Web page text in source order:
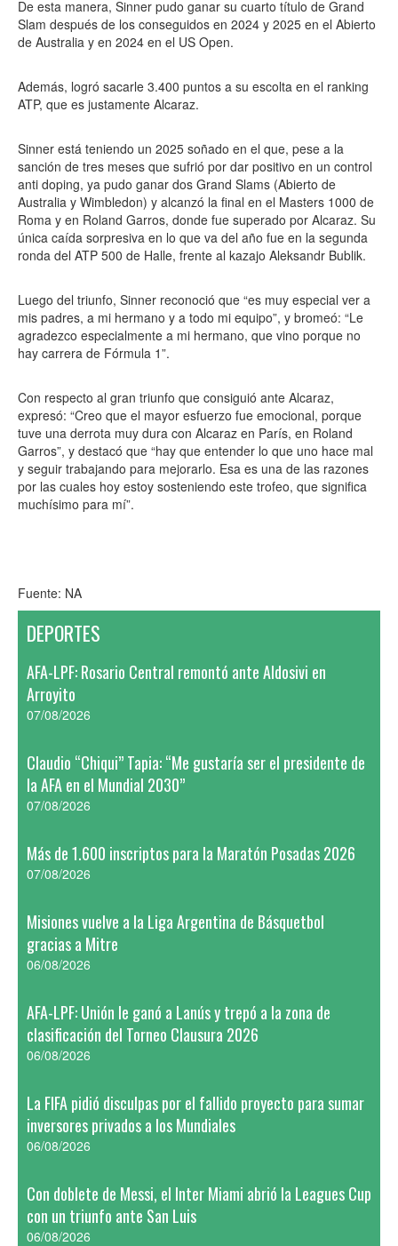
De esta manera, Sinner pudo ganar su cuarto título de Grand
Slam después de los conseguidos en 2024 y 2025 en el Abierto
de Australia y en 2024 en el US Open.
Además, logró sacarle 3.400 puntos a su escolta en el ranking
ATP, que es justamente Alcaraz.
Sinner está teniendo un 2025 soñado en el que, pese a la
sanción de tres meses que sufrió por dar positivo en un control
anti doping, ya pudo ganar dos Grand Slams (Abierto de
Australia y Wimbledon) y alcanzó la final en el Masters 1000 de
Roma y en Roland Garros, donde fue superado por Alcaraz. Su
única caída sorpresiva en lo que va del año fue en la segunda
ronda del ATP 500 de Halle, frente al kazajo Aleksandr Bublik.
Luego del triunfo, Sinner reconoció que “es muy especial ver a
mis padres, a mi hermano y a todo mi equipo”, y bromeó: “Le
agradezco especialmente a mi hermano, que vino porque no
hay carrera de Fórmula 1”.
Con respecto al gran triunfo que consiguió ante Alcaraz,
expresó: “Creo que el mayor esfuerzo fue emocional, porque
tuve una derrota muy dura con Alcaraz en París, en Roland
Garros”, y destacó que “hay que entender lo que uno hace mal
y seguir trabajando para mejorarlo. Esa es una de las razones
por las cuales hoy estoy sosteniendo este trofeo, que significa
muchísimo para mí”.
Fuente: NA
DEPORTES
AFA-LPF: Rosario Central remontó ante Aldosivi en
Arroyito
07/08/2026
Claudio “Chiqui” Tapia: “Me gustaría ser el presidente de
la AFA en el Mundial 2030”
07/08/2026
Más de 1.600 inscriptos para la Maratón Posadas 2026
07/08/2026
Misiones vuelve a la Liga Argentina de Básquetbol
gracias a Mitre
06/08/2026
AFA-LPF: Unión le ganó a Lanús y trepó a la zona de
clasificación del Torneo Clausura 2026
06/08/2026
La FIFA pidió disculpas por el fallido proyecto para sumar
inversores privados a los Mundiales
06/08/2026
Con doblete de Messi, el Inter Miami abrió la Leagues Cup
con un triunfo ante San Luis
06/08/2026